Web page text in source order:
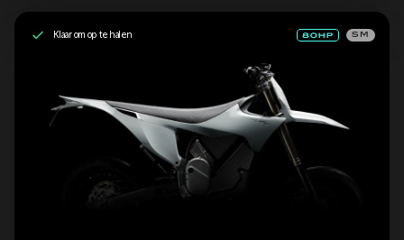
Klaar om op te halen SM